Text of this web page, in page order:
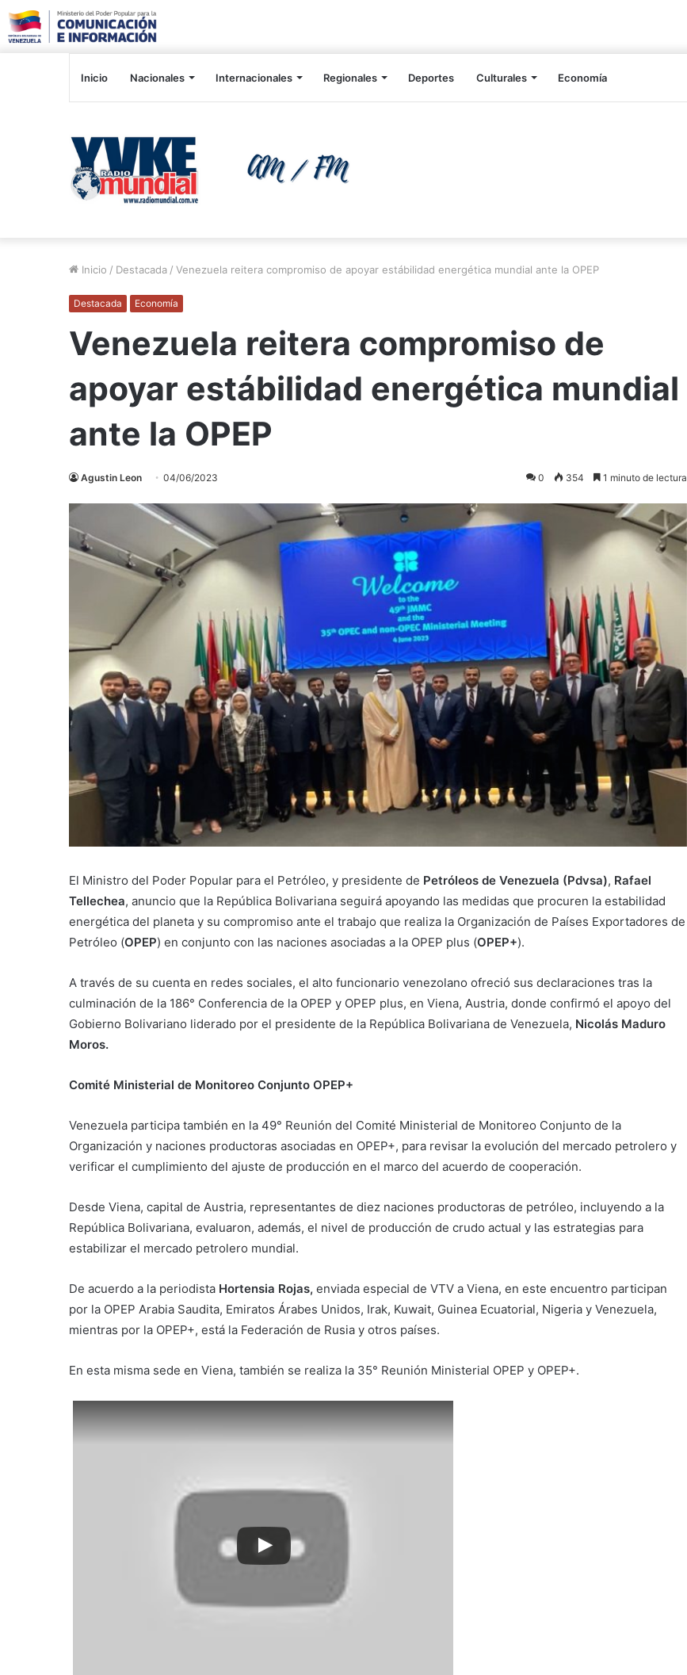
Inicio Nacionales Internacionales Regionales Deportes Culturales Economía
Inicio / Destacada / Venezuela reitera compromiso de apoyar estábilidad energética mundial ante la OPEP
Destacada Economía
Venezuela reitera compromiso de
apoyar estábilidad energética mundial
ante la OPEP
Agustin Leon 04/06/2023 0 354 1 minuto de lectura
El Ministro del Poder Popular para el Petróleo, y presidente de Petróleos de Venezuela (Pdvsa), Rafael
Tellechea, anuncio que la República Bolivariana seguirá apoyando las medidas que procuren la estabilidad
energética del planeta y su compromiso ante el trabajo que realiza la Organización de Países Exportadores de
Petróleo (OPEP) en conjunto con las naciones asociadas a la OPEP plus (OPEP+).
A través de su cuenta en redes sociales, el alto funcionario venezolano ofreció sus declaraciones tras la
culminación de la 186° Conferencia de la OPEP y OPEP plus, en Viena, Austria, donde confirmó el apoyo del
Gobierno Bolivariano liderado por el presidente de la República Bolivariana de Venezuela, Nicolás Maduro
Moros.
Comité Ministerial de Monitoreo Conjunto OPEP+
Venezuela participa también en la 49° Reunión del Comité Ministerial de Monitoreo Conjunto de la
Organización y naciones productoras asociadas en OPEP+, para revisar la evolución del mercado petrolero y
verificar el cumplimiento del ajuste de producción en el marco del acuerdo de cooperación.
Desde Viena, capital de Austria, representantes de diez naciones productoras de petróleo, incluyendo a la
República Bolivariana, evaluaron, además, el nivel de producción de crudo actual y las estrategias para
estabilizar el mercado petrolero mundial.
De acuerdo a la periodista Hortensia Rojas, enviada especial de VTV a Viena, en este encuentro participan
por la OPEP Arabia Saudita, Emiratos Árabes Unidos, Irak, Kuwait, Guinea Ecuatorial, Nigeria y Venezuela,
mientras por la OPEP+, está la Federación de Rusia y otros países.
En esta misma sede en Viena, también se realiza la 35° Reunión Ministerial OPEP y OPEP+.